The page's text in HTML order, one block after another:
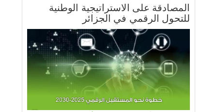
المصادقة على الاستراتيجية الوطنية
للتحول الرقمي في الجزائر